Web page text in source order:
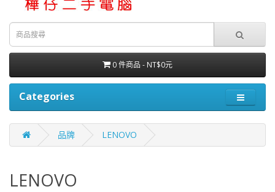
0 件商品 - NT$0元
Categories
品牌 LENOVO
LENOVO